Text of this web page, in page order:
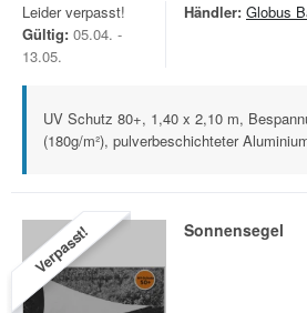
Leider verpasst!
Gültig: 05.04. -
13.05.
Händler: Globus
UV Schutz 80+, 1,40 x 2,10 m,
(180g/m²), pulverbeschichteter
Verpasst! Sonnensegel